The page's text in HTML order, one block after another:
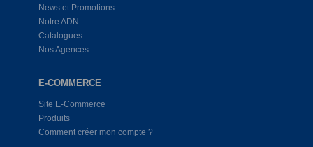
News et Promotions
Notre ADN
Catalogues
Nos Agences
E-COMMERCE
Site E-Commerce
Produits
Comment créer mon compte ?